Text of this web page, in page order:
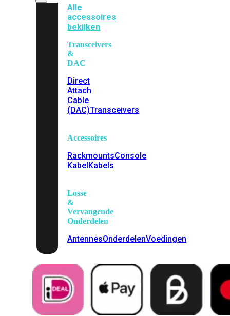
Alle
accessoires
bekijken
Transceivers
&
DAC
Direct
Attach
Cable
(DAC)Transceivers
Accessoires
RackmountsConsole
KabelKabels
Losse
&
Vervangende
Onderdelen
AntennesOnderdelenVoedingen